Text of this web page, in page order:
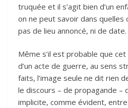
truquée et il s’agit bien d’un
on ne peut savoir dans quelles
pas de lieu annoncé, ni de date.
Même s’il est probable que
d’un acte de guerre, au sens
faits, l’image seule ne dit rien
le discours – de propagande –
implicite, comme évident,